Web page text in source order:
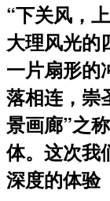
“下关风，
大理风光的
一片扇形的
落相连，崇
景画廊”之
体。这次我
深度的体验